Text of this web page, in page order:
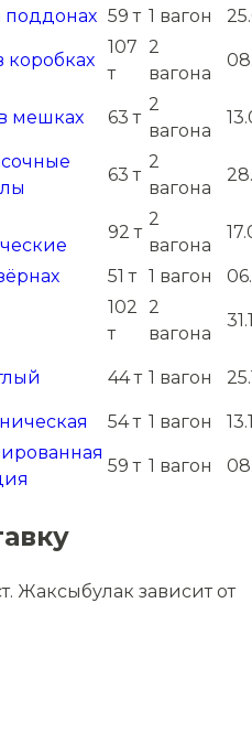
поддонах 59 т 1 вагон
коробках
107
т
2
вагона
мешках 63 т
2
вагона
63 т
2
вагона
92 т
2
вагона
51 т 1 вагон
102
т
2
вагона
44 т 1 вагон
54 т 1 вагон
59 т 1 вагон
Жаксыбулак зависит от